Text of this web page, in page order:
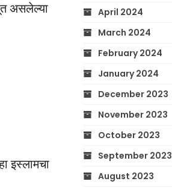
असलेल्या
इस्लामचा
April 2024
March 2024
February 2024
January 2024
December 2023
November 2023
October 2023
September 2023
August 2023